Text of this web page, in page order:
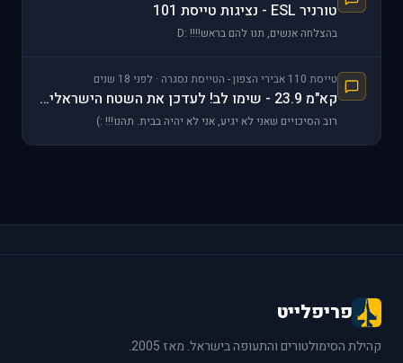
טורניר ESL - נציגות טייסת 101
בהצלחה אנשים, תנו להם בראש!!!! :D
טייסת 110 אבירי הצפון - הטייסת נסגרה · לפני 18 שנים
קא"מ 23.9 - שימו לב! לעדכן את השטח הישראלי ל1.5
רוב הסיכויים שאני לא יגיע, אני לא יהיה בבית. תהנו!!! :)
פריפלייט
קהילת הסימולטורים והתעופה בישראל. מאז 2005.